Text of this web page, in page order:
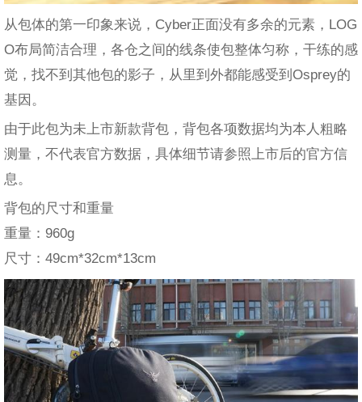
从包体的第一印象来说，Cyber正面没有多余的元素，LOG
O布局简洁合理，各仓之间的线条使包整体匀称，干练的感
觉，找不到其他包的影子，从里到外都能感受到Osprey的
基因。
由于此包为未上市新款背包，背包各项数据均为本人粗略
测量，不代表官方数据，具体细节请参照上市后的官方信
息。
背包的尺寸和重量
重量：960g
尺寸：49cm*32cm*13cm